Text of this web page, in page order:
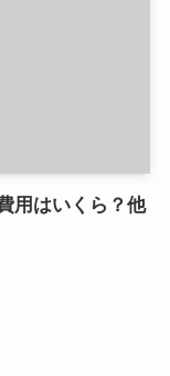
用はいくら？他